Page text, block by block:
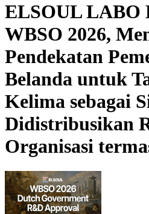
ELSOUL
WBSO 2026,
Pendekatan
Belanda untuk
Kelima sebagai
Didistribusikan
Organisasi